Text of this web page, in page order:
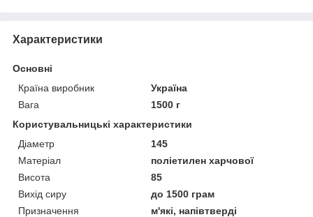
Характеристики
Основні
Країна виробник
Україна
Вага
1500 г
Користувальницькі характеристики
Діаметр
145
Матеріал
поліетилен харчової
Висота
85
Вихід сиру
до 1500 грам
Призначення
м'які, напівтверді